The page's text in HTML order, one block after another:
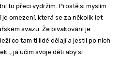
to přeci vydržím. Prostě si myslím
omezení, která se za několik let
svazu. Že bivakování je
co tam ti lidé dělají a jestli po nich
já učím svoje děti aby si